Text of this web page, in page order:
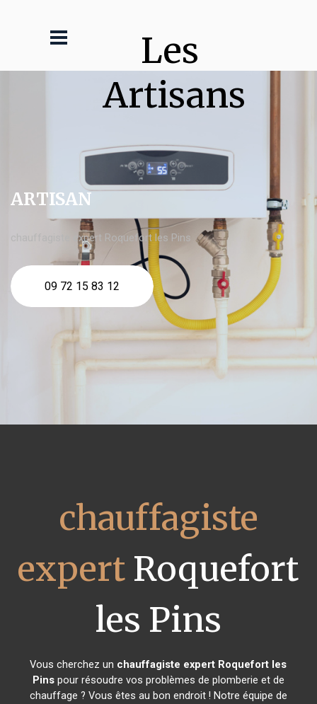
Les
Artisans
ARTISAN
chauffagiste expert Roquefort les Pins
09 72 15 83 12
chauffagiste
expert Roquefort
les Pins
Vous cherchez un chauffagiste expert Roquefort les
Pinspour résoudre vos problèmes de plomberie et de
chauffage ? Vous êtes au bon endroit ! Notre équipe de